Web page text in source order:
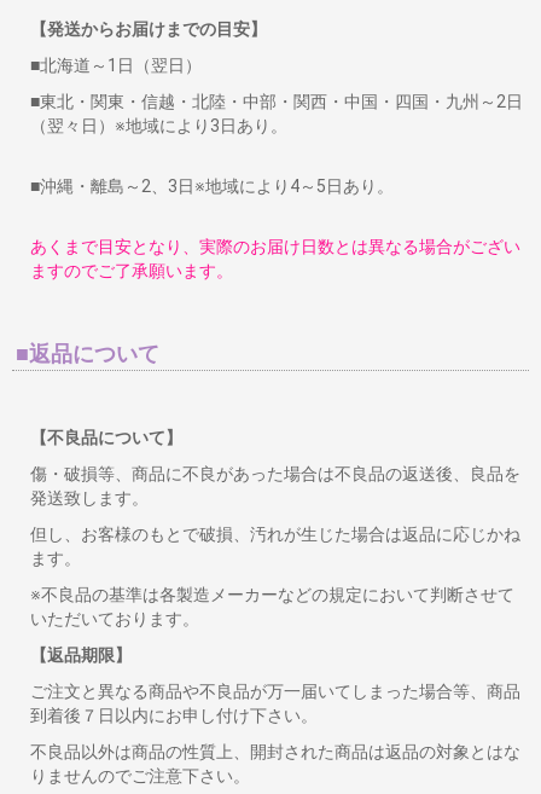
【発送からお届けまでの目安】
■北海道～1日（翌日）
■東北・関東・信越・北陸・中部・関西・中国・四国・九州～2日
（翌々日）※地域により3日あり。
■沖縄・離島～2、3日※地域により4～5日あり。
あくまで目安となり、実際のお届け日数とは異なる場合がござい
ますのでご了承願います。
■返品について
【不良品について】
傷・破損等、商品に不良があった場合は不良品の返送後、良品を
発送致します。
但し、お客様のもとで破損、汚れが生じた場合は返品に応じかね
ます。
※不良品の基準は各製造メーカーなどの規定において判断させて
いただいております。
【返品期限】
ご注文と異なる商品や不良品が万一届いてしまった場合等、商品
到着後７日以内にお申し付け下さい。
不良品以外は商品の性質上、開封された商品は返品の対象とはな
りませんのでご注意下さい。